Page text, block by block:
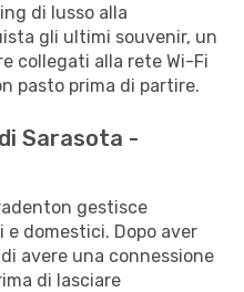
di lusso alla
gli ultimi souvenir, un
collegati alla rete Wi-Fi
pasto prima di partire.
Sarasota -
gestisce
domestici. Dopo aver
avere una connessione
di lasciare